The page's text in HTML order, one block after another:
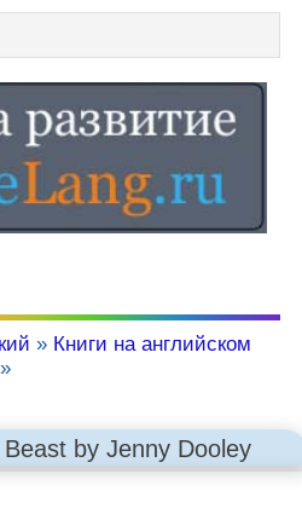
» Книги на английском
»
by Jenny Dooley